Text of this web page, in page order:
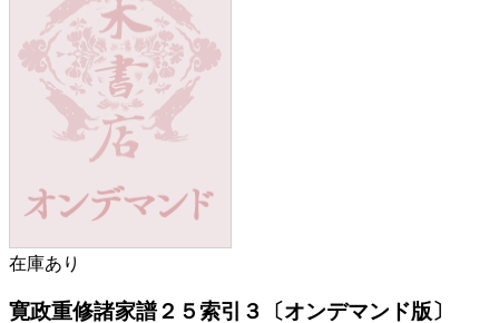
在庫あり
寛政重修諸家譜２５索引３〔オンデマンド版〕